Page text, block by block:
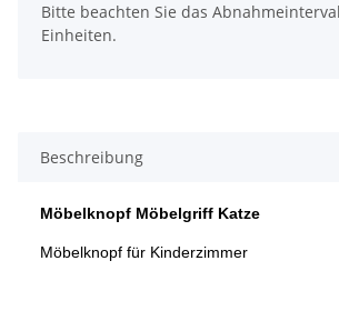
Bitte beachten Sie das
Einheiten.
Beschreibung
Möbelknopf Möbelgriff Katze
Möbelknopf für Kinderzimmer